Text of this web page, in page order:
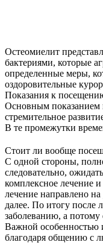
Остеомиелит
бактериями, которые
определенные меры,
оздоровительные
Показания к
Основным показанием
стремительное
В те промежутки
Стоит ли вообще
С одной стороны,
следовательно,
комплексное лечение
лечение направлено
далее. По итогу после
заболеванию, а потому
Важной особенностью
благодаря общению с